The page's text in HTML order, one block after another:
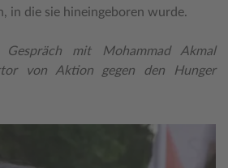
in die sie hineingeboren wurde.
mit Mohammad Akmal
von Aktion gegen den Hunger